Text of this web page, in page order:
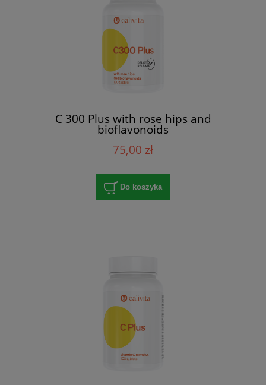
C 300 Plus with rose hips and
bioflavonoids
75,00 zł
Do koszyka